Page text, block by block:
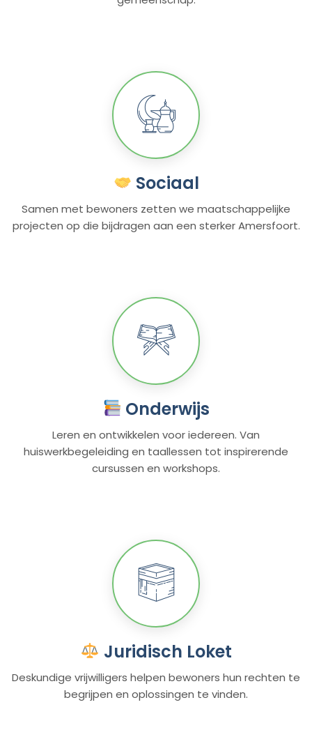
Sociaal
Samen met bewoners zetten we maatschappelijke
projecten op die bijdragen aan een sterker Amersfoort.
Onderwijs
Leren en ontwikkelen voor iedereen. Van
huiswerkbegeleiding en taallessen tot inspirerende
cursussen en workshops.
Juridisch Loket
Deskundige vrijwilligers helpen bewoners hun rechten te
begrijpen en oplossingen te vinden.